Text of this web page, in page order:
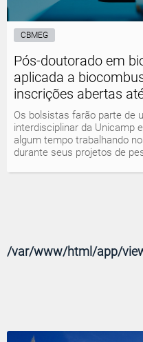
CBMEG
Pós-doutorado em
aplicada a
inscrições abertas
Os bolsistas farão parte de
interdisciplinar da Unicamp
algum tempo trabalhando
durante seus projetos de
/var/www/html/app/